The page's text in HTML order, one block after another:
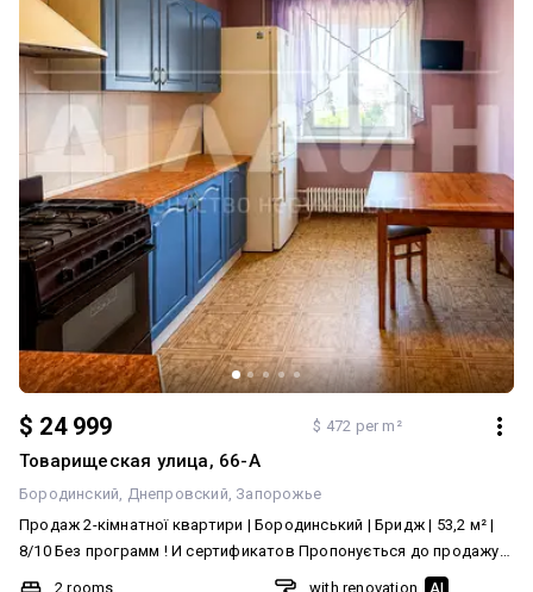
$ 24 999 $ 472 per m²
Товарищеская улица, 66-А
Бородинский Днепровский Запорожье
Продаж 2-кімнатної квартири | Бородинський | Бридж | 53,2 м² |
8/10 Без программ ! И сертификатов Пропонується до продажу
2-кімнатна квартира у Бородинському мікрорайоні, район
2 rooms
with renovation AI